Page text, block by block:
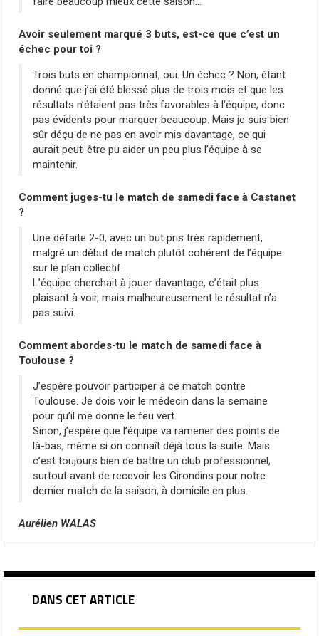
Avoir seulement marqué 3 buts, est-ce que c’est un
échec pour toi ?
Trois buts en championnat, oui. Un échec ? Non, étant
donné que j’ai été blessé plus de trois mois et que les
résultats n’étaient pas très favorables à l’équipe, donc
pas évidents pour marquer beaucoup. Mais je suis bien
sûr déçu de ne pas en avoir mis davantage, ce qui
aurait peut-être pu aider un peu plus l’équipe à se
maintenir.
Comment juges-tu le match de samedi face à Castanet
?
Une défaite 2-0, avec un but pris très rapidement,
malgré un début de match plutôt cohérent de l’équipe
sur le plan collectif.
L’équipe cherchait à jouer davantage, c’était plus
plaisant à voir, mais malheureusement le résultat n’a
pas suivi.
Comment abordes-tu le match de samedi face à
Toulouse ?
J’espère pouvoir participer à ce match contre
Toulouse. Je dois voir le médecin dans la semaine
pour qu’il me donne le feu vert.
Sinon, j’espère que l’équipe va ramener des points de
là-bas, même si on connaît déjà tous la suite. Mais
c’est toujours bien de battre un club professionnel,
surtout avant de recevoir les Girondins pour notre
dernier match de la saison, à domicile en plus.
Aurélien WALAS
DANS CET ARTICLE